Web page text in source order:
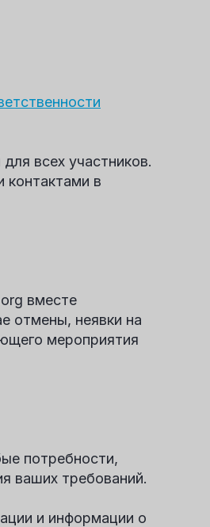
всех участников.
контактами в
вместе
отмены, неявки на
мероприятия
потребности,
ваших требований.
и информации о